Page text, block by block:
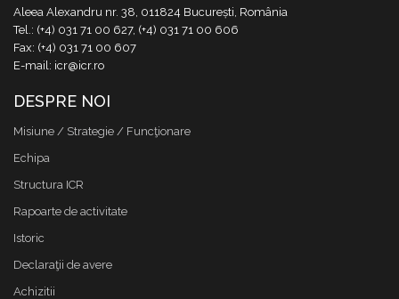
Aleea Alexandru nr. 38, 011824 București, România
Tel.: (+4) 031 71 00 627, (+4) 031 71 00 606
Fax: (+4) 031 71 00 607
E-mail: icr@icr.ro
DESPRE NOI
Misiune / Strategie / Funcţionare
Echipa
Structura ICR
Rapoarte de activitate
Istoric
Declaraţii de avere
Achizitii